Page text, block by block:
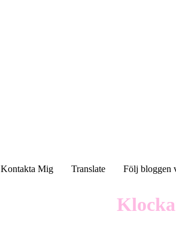
Kontakta Mig Translate Följ bloggen